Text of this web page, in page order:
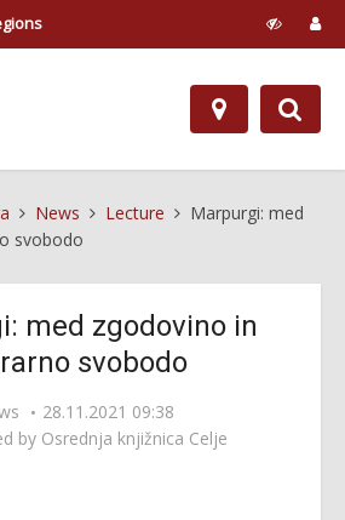
News Lecture
Marpurgi: med
svobodo
med zgodovino in
svobodo
28.11.2021 09:38
by Osrednja knjižnica Celje